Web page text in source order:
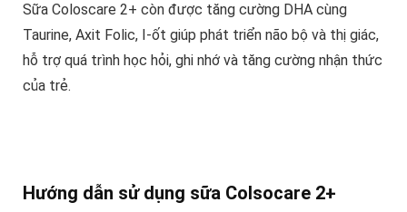
Sữa Coloscare 2+ còn được tăng cường DHA cùng
Taurine, Axit Folic, I-ốt giúp phát triển não bộ và thị giác,
hỗ trợ quá trình học hỏi, ghi nhớ và tăng cường nhận thức
của trẻ.
Hướng dẫn sử dụng sữa Colsocare 2+